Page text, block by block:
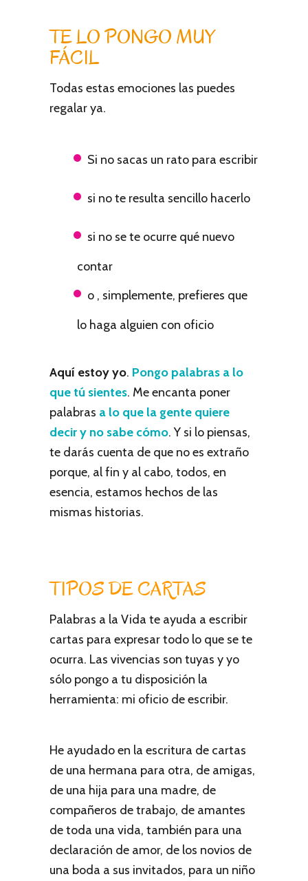
TE LO PONGO MUY
FÁCIL
Todas estas emociones las puedes
regalar ya.
Si no sacas un rato para escribir
si no te resulta sencillo hacerlo
si no se te ocurre qué nuevo
contar
o , simplemente, prefieres que
lo haga alguien con oficio
Aquí estoy yo. Pongo palabras a lo
que tú sientes. Me encanta poner
palabras a lo que la gente quiere
decir y no sabe cómo. Y si lo piensas,
te darás cuenta de que no es extraño
porque, al fin y al cabo, todos, en
esencia, estamos hechos de las
mismas historias.
TIPOS DE CARTAS
Palabras a la Vida te ayuda a escribir
cartas para expresar todo lo que se te
ocurra. Las vivencias son tuyas y yo
sólo pongo a tu disposición la
herramienta: mi oficio de escribir.
He ayudado en la escritura de cartas
de una hermana para otra, de amigas,
de una hija para una madre, de
compañeros de trabajo, de amantes
de toda una vida, también para una
declaración de amor, de los novios de
una boda a sus invitados, para un niño